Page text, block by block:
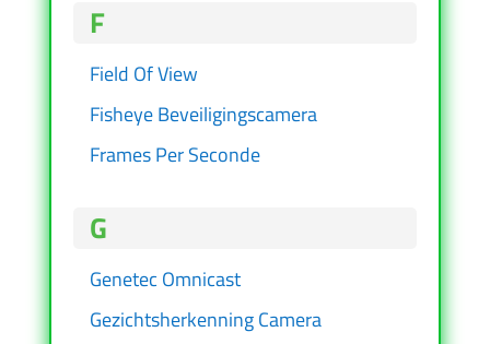
F
Field Of View
Fisheye Beveiligingscamera
Frames Per Seconde
G
Genetec Omnicast
Gezichtsherkenning Camera